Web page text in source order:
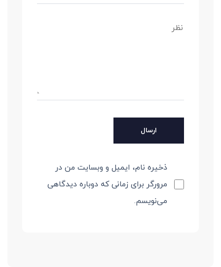
ذخیره نام، ایمیل و وبسایت من در
مرورگر برای زمانی که دوباره دیدگاهی
می‌نویسم.